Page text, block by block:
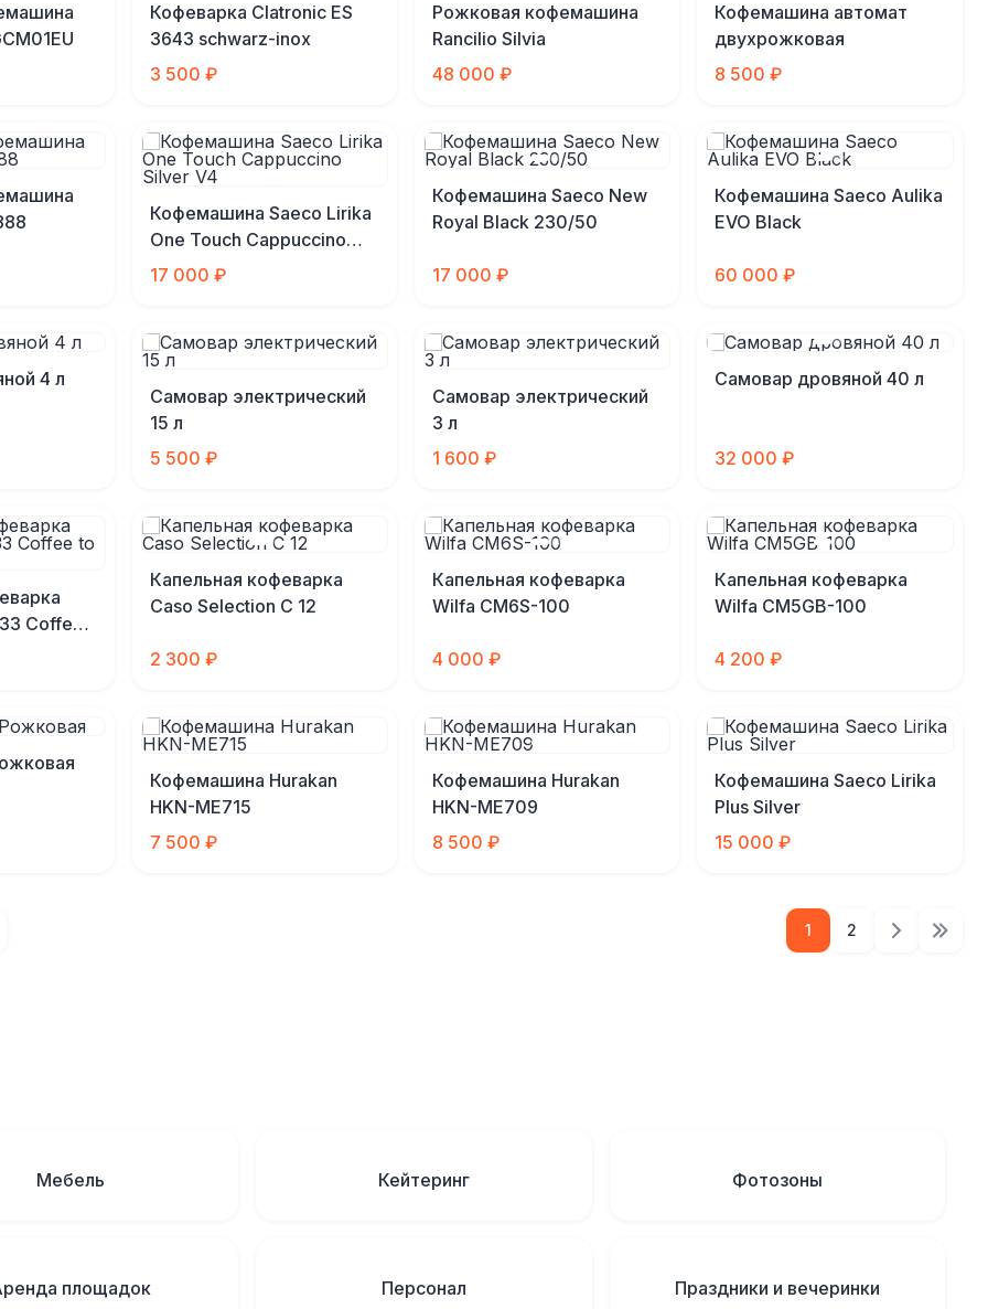
Кофеварка Clatronic ES
3643 schwarz-inox
3 500 ₽
Рожковая кофемашина
Rancilio Silvia
48 000 ₽
Кофемашина автомат
двухрожковая
8 500 ₽
Кофемашина Saeco Lirika
One Touch Cappuccino
Silver V4
17 000 ₽
Кофемашина Saeco New
Royal Black 230/50
17 000 ₽
Кофемашина Saeco Aulika
EVO Black
60 000 ₽
4 л
Самовар электрический
15 л
5 500 ₽
Самовар электрический
3 л
1 600 ₽
Самовар дровяной 40 л
32 000 ₽
Coffee
Капельная кофеварка
Caso Selection C 12
2 300 ₽
Капельная кофеварка
Wilfa CM6S-100
4 000 ₽
Капельная кофеварка
Wilfa CM5GB-100
4 200 ₽
Кофемашина Hurakan
HKN-ME715
7 500 ₽
Кофемашина Hurakan
HKN-ME709
8 500 ₽
Кофемашина Saeco Lirika
Plus Silver
15 000 ₽
1 2
Мебель Кейтеринг Фотозоны
площадок Персонал Праздники и вечеринки